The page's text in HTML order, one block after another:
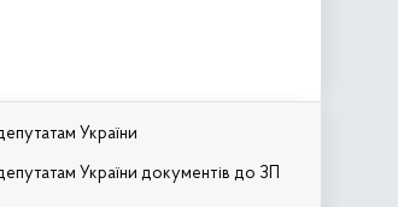
України
України документів до ЗП